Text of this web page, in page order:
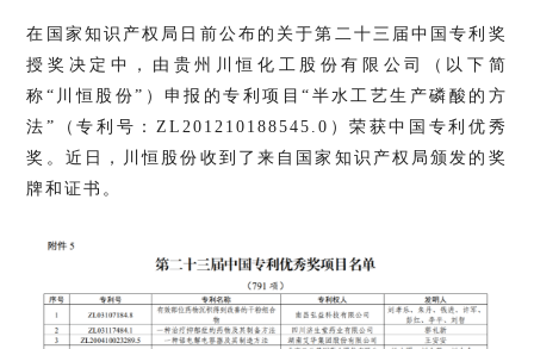
在国家知识产权局日前公布的关于第二十三届中国专利奖
授奖决定中，由贵州川恒化工股份有限公司（以下简
称“川恒股份”）申报的专利项目“半水工艺生产磷酸的方
法”（专利号：ZL201210188545.0）荣获中国专利优秀
奖。近日，川恒股份收到了来自国家知识产权局颁发的奖
牌和证书。